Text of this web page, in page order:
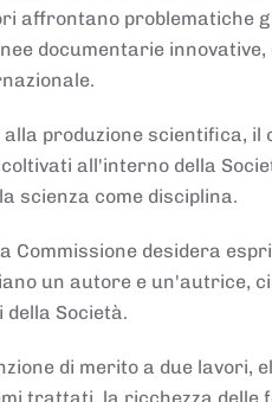
affrontano problematiche
documentarie innovative,
produzione scientifica, il
all'interno della
scienza come disciplina.
Commissione desidera
un autore e un'autrice,
Società.
di merito a due lavori,